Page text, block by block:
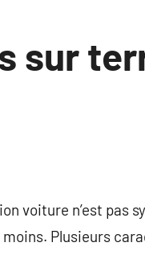
sur
voiture n’est pas
moins. Plusieurs